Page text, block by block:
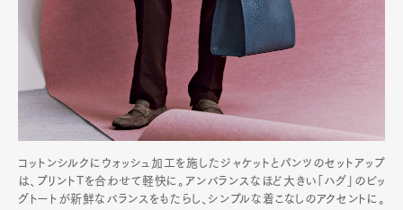
コットンシルクにウォッシュ加工を施したジャケットとパンツのセットアップ
は、プリントTを合わせて軽快に。アンバランスなほど大きい「ハグ」のビッ
グトートが新鮮なバランスをもたらし、シンプルな着こなしのアクセントに。